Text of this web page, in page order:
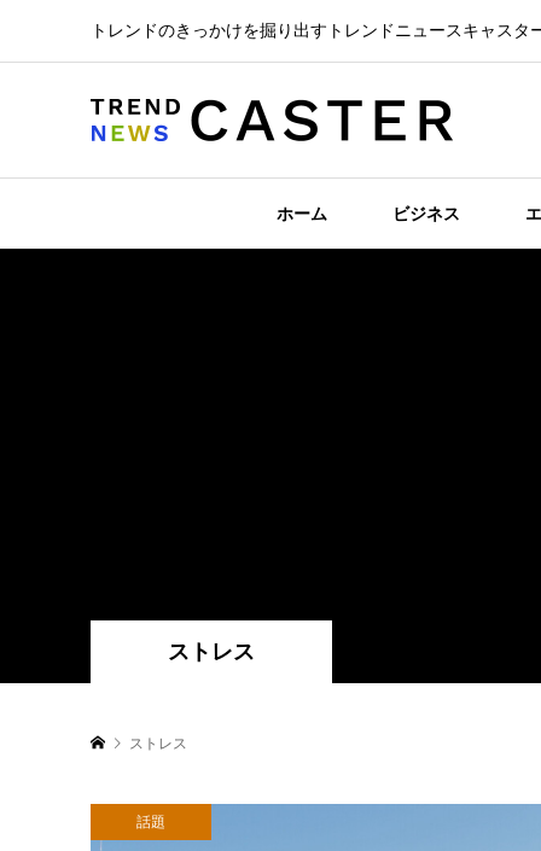
トレンドのきっかけを掘り出すトレンドニュースキャスタ
ホーム ビジネス
ストレス
ストレス
話題